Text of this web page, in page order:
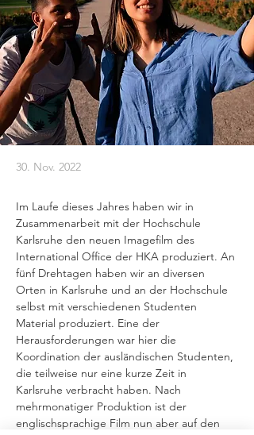
30. Nov. 2022
Im Laufe dieses Jahres haben wir in
Zusammenarbeit mit der Hochschule
Karlsruhe den neuen Imagefilm des
International Office der HKA produziert. An
fünf Drehtagen haben wir an diversen
Orten in Karlsruhe und an der Hochschule
selbst mit verschiedenen Studenten
Material produziert. Eine der
Herausforderungen war hier die
Koordination der ausländischen Studenten,
die teilweise nur eine kurze Zeit in
Karlsruhe verbracht haben. Nach
mehrmonatiger Produktion ist der
englischsprachige Film nun aber auf den